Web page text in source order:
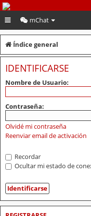
PeruVoley.com
mChat
Índice general
IDENTIFICARSE
Nombre de Usuario:
Contraseña:
Olvidé mi contraseña
Reenviar email de activación
Recordar
Ocultar mi estado de